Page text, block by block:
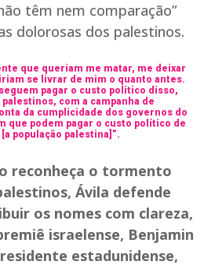
têm nem comparação”
dolorosas dos palestinos.
que queriam me matar, me deixar
se livrar de mim o quanto antes.
pagar o custo político disso,
com a campanha de
da cumplicidade dos governos do
que podem pagar o custo político de
população palestina]”.
reconheça o tormento
Ávila defende
os nomes com clareza,
israelense, Benjamin
estadunidense,